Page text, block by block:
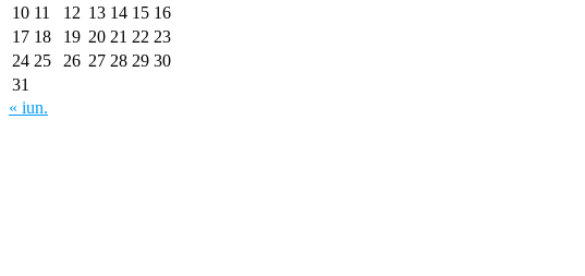
10 11 12 13 14 15 16
17 18 19 20 21 22 23
24 25 26 27 28 29 30
31
« iun.